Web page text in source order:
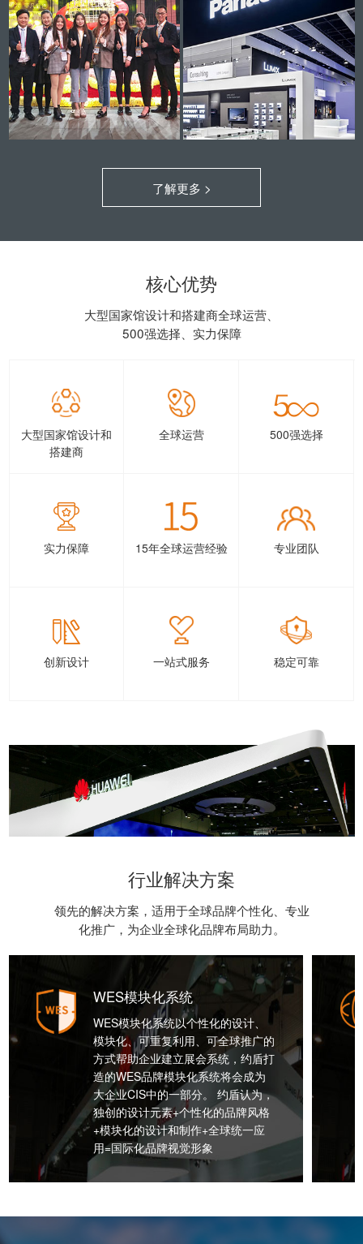
了解更多 >
核心优势
大型国家馆设计和搭建商全球运营、
500强选择、实力保障
大型国家馆设计和
搭建商
全球运营 500强选择
实力保障 15年全球运营经验 专业团队
创新设计 一站式服务 稳定可靠
行业解决方案
领先的解决方案，适用于全球品牌个性化、专业
化推广，为企业全球化品牌布局助力。
WES模块化系统
WES模块化系统以个性化的设计、
模块化、可重复利用、可全球推广的
方式帮助企业建立展会系统，约盾打
造的WES品牌模块化系统将会成为
大企业CIS中的一部分。 约盾认为，
独创的设计元素+个性化的品牌风格
+模块化的设计和制作+全球统一应
用=国际化品牌视觉形象